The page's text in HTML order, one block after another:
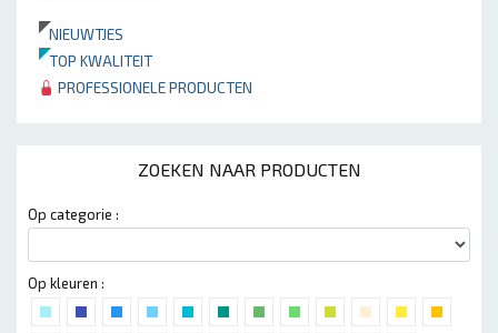
NIEUWTJES
TOP KWALITEIT
PROFESSIONELE PRODUCTEN
ZOEKEN NAAR PRODUCTEN
Op categorie :
Op kleuren :